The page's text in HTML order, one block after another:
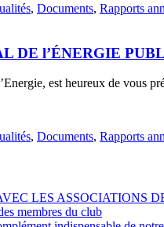
, Documents, Rapports
DE l’ÉNERGIE
est heureux de vous
, Documents, Rapports
LES ASSOCIATIONS
membres du club